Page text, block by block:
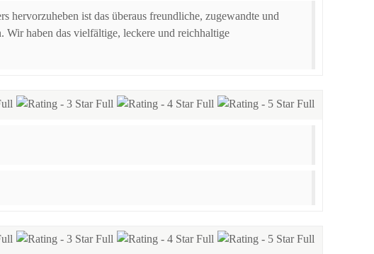
hervorzuheben ist das überaus freundliche, zugewandte und
haben das vielfältige, leckere und reichhaltige